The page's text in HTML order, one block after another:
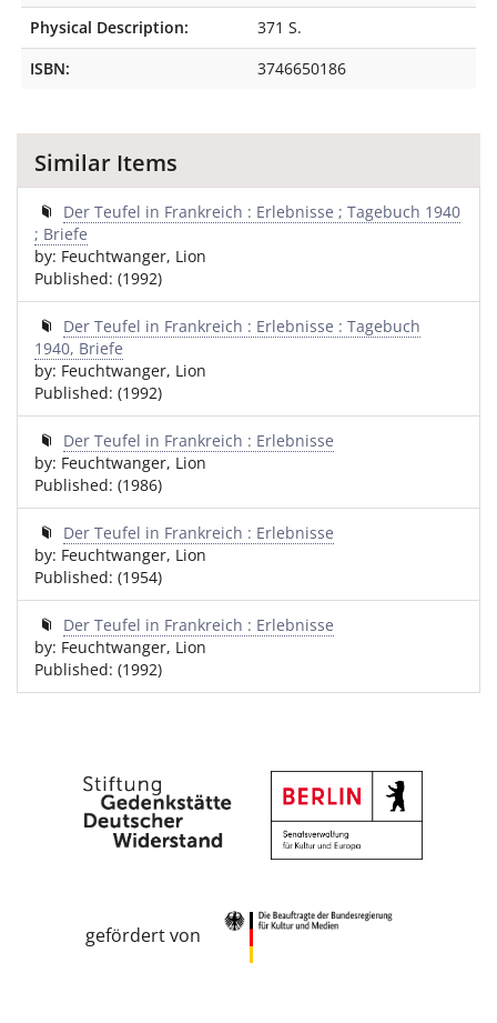
Physical Description:
371 S.
ISBN:
3746650186
Similar Items
Der Teufel in Frankreich : Erlebnisse ; Tagebuch 1940
; Briefe
by: Feuchtwanger, Lion
Published: (1992)
Der Teufel in Frankreich : Erlebnisse : Tagebuch
1940, Briefe
by: Feuchtwanger, Lion
Published: (1992)
Der Teufel in Frankreich : Erlebnisse
by: Feuchtwanger, Lion
Published: (1986)
Der Teufel in Frankreich : Erlebnisse
by: Feuchtwanger, Lion
Published: (1954)
Der Teufel in Frankreich : Erlebnisse
by: Feuchtwanger, Lion
Published: (1992)
gefördert von